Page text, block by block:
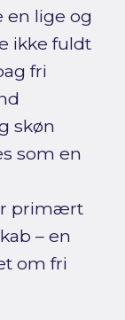
en lige og
ikke fuldt
fri
skøn
som en
primært
– en
om fri